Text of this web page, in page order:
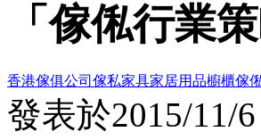
「傢俬行業
香港傢俱公司 傢私家具家居用品櫥櫃傢
發表於2015/11/6